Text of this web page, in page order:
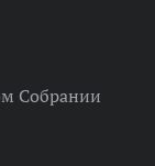
Собрании